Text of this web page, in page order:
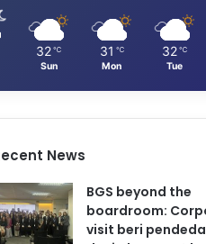
32 ℃
Sun
31 ℃
Mon
32 ℃
Tue
News
BGS beyond the
boardroom:
visit beri